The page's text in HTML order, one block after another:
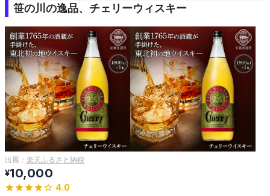
笹の川の逸品、チェリーウィスキー
出展： 楽天ふるさと納税
¥10,000
4.0